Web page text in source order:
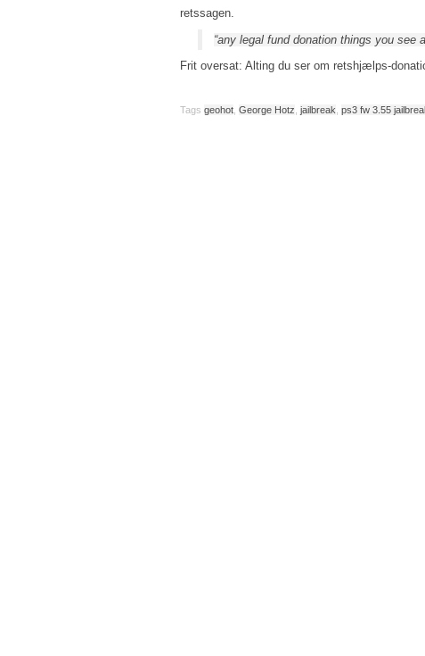
retssagen.
“any legal fund donation things you see
Frit oversat: Alting du ser om retshjælps-
Tags geohot George Hotz jailbreak ps3 fw 3.55